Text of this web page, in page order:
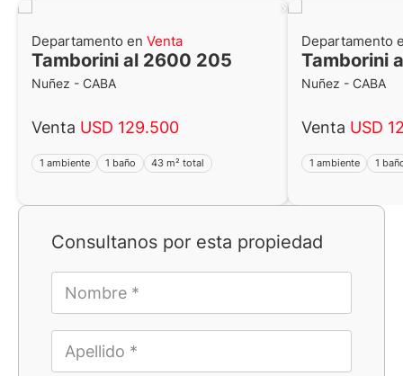
Consultanos por esta propiedad
Departamento en Venta
Tamborini al 2600 205
Nuñez - CABA
Venta USD 129.500
1 ambiente 1 baño 43 m² total
Departamento
Tamborini
Nuñez - CABA
Venta USD
1 ambiente 1